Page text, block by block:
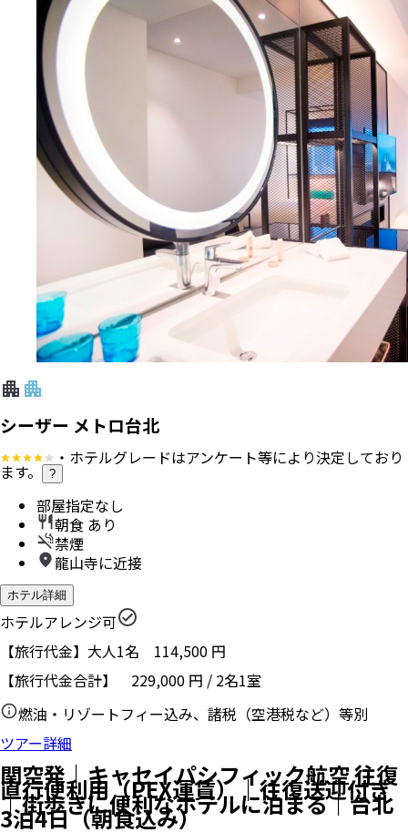
シーザー メトロ台北
・ホテルグレードはアンケート等により決定しており
ます。 ?
部屋指定なし
朝食 あり
禁煙
龍山寺に近接
ホテル詳細
ホテルアレンジ可
【旅行代金】大人1名 114,500 円
【旅行代金合計】 229,000 円 / 2名1室
燃油・リゾートフィー込み、諸税（空港税など）等別
ツアー詳細
関空発｜キャセイパシフィック航空 往復
直行便利用（PEX運賃）｜往復送迎付き
｜街歩きに便利なホテルに泊まる｜台北
3泊4日（朝食込み）